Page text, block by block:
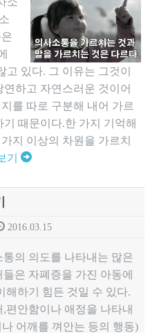
있다. 그 이유는 그것이
하고 자연스러운 것이어
를 따로 구분해 내어 가르
때문이다.한 가지 기억해
지 이상의 차원을 가르치
기
2016.03.15
통의 의도를 나타내는 많은
들은 자폐증을 가진 아동에
해하기 힘든 것일 수 있다.
,편안함이나 애정을 나타내
어깨를 껴안는 등의 행동)